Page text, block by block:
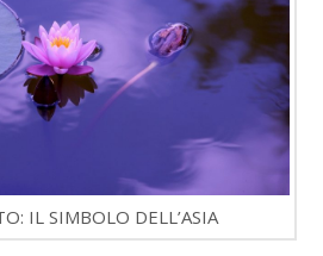
IL SIMBOLO DELL’ASIA